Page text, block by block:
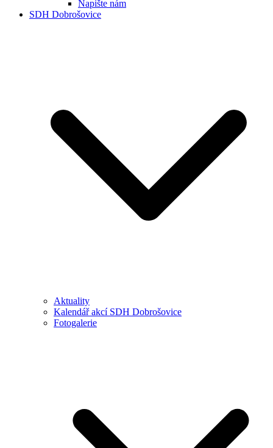
Napište nám
SDH Dobrošovice
Aktuality
Kalendář akcí SDH Dobrošovice
Fotogalerie